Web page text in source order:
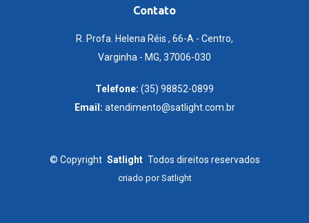
Contato
R. Profa. Helena Réis , 66-A - Centro,
Varginha - MG, 37006-030
Telefone: (35) 98852-0899
Email: atendimento@satlight.com.br
© Copyright Satlight Todos direitos reservados
criado porSatlight